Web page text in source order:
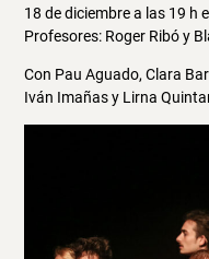
18 de diciembre a las 19 h
Profesores: Roger Ribó y
Con Pau Aguado, Clara
Iván Imañas y Lirna